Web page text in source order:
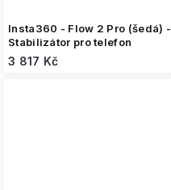
Insta360 - Flow 2 Pro (šedá) -
Stabilizátor pro telefon
3 817 Kč